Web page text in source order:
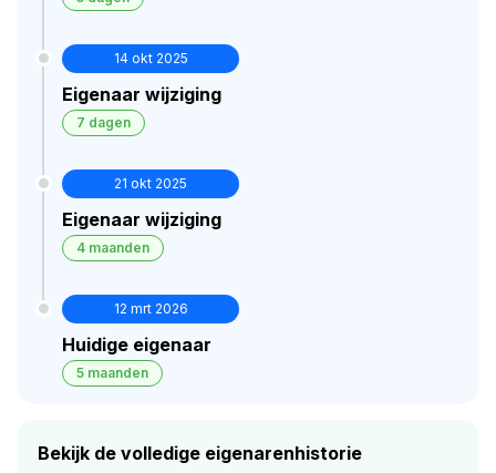
14 okt 2025
Eigenaar wijziging
7 dagen
21 okt 2025
Eigenaar wijziging
4 maanden
12 mrt 2026
Huidige eigenaar
5 maanden
Bekijk de volledige eigenarenhistorie